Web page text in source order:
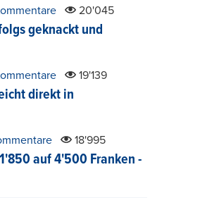
20'045
geknackt und
19'139
direkt in
18'995
auf 4'500 Franken -